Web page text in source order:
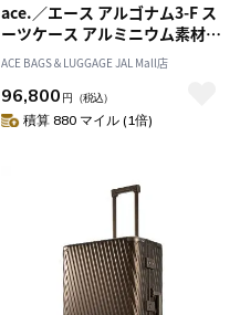
ace.／エース アルゴナム3-F ス
ーツケース アルミニウム素材
フレームタイプ 100リットル
ACE BAGS＆LUGGAGE JAL Mall店
96,800 円 （税込）
積算 880 マイル (1倍)